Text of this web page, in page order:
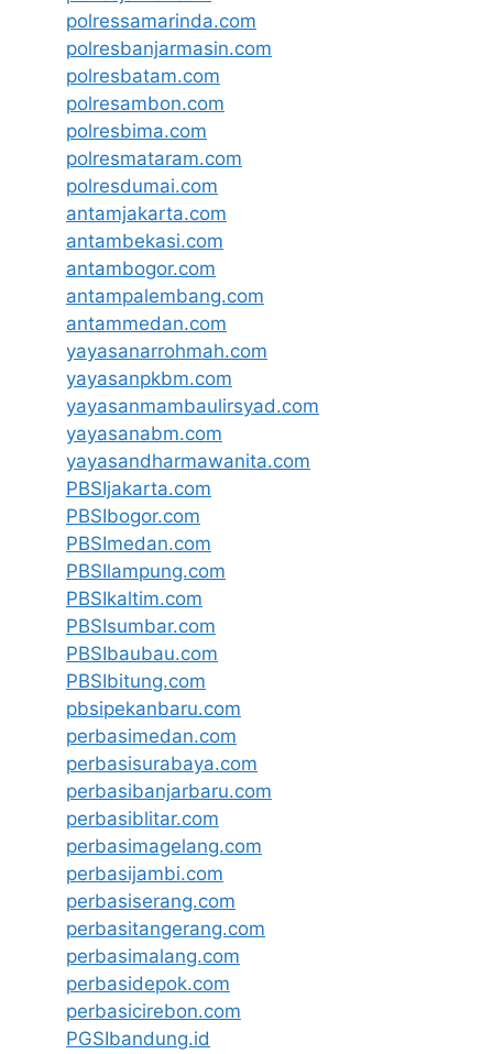
polressamarinda.com
polresbanjarmasin.com
polresbatam.com
polresambon.com
polresbima.com
polresmataram.com
polresdumai.com
antamjakarta.com
antambekasi.com
antambogor.com
antampalembang.com
antammedan.com
yayasanarrohmah.com
yayasanpkbm.com
yayasanmambaulirsyad.com
yayasanabm.com
yayasandharmawanita.com
PBSIjakarta.com
PBSIbogor.com
PBSImedan.com
PBSIlampung.com
PBSIkaltim.com
PBSIsumbar.com
PBSIbaubau.com
PBSIbitung.com
pbsipekanbaru.com
perbasimedan.com
perbasisurabaya.com
perbasibanjarbaru.com
perbasiblitar.com
perbasimagelang.com
perbasijambi.com
perbasiserang.com
perbasitangerang.com
perbasimalang.com
perbasidepok.com
perbasicirebon.com
PGSIbandung.id